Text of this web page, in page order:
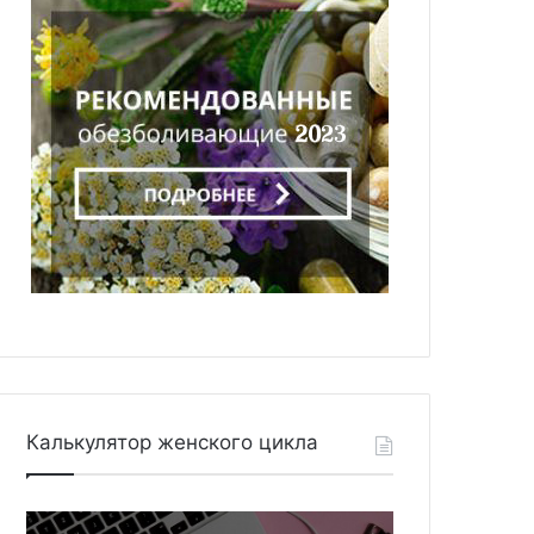
Калькулятор женского цикла